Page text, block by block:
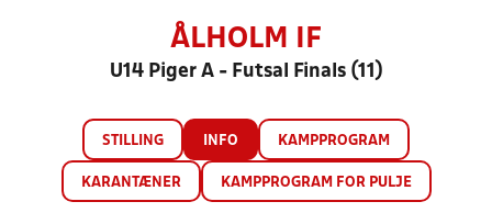
ÅLHOLM IF
U14 Piger A - Futsal Finals (11)
STILLING INFO KAMPPROGRAM
KARANTÆNER KAMPPROGRAM FOR PULJE